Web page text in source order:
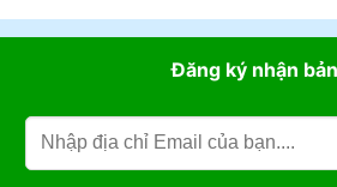
22A đường Tán Kế, Phường
Long (TP. Bến Tre cũ).
Giờ làm việc:07h30 - 17h30(Từ:
Chủ Nhật: Nghỉ)
Đăng ký nhận